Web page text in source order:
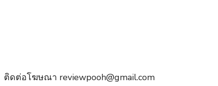
ติดต่อโฆษณา reviewpooh@gmail.com